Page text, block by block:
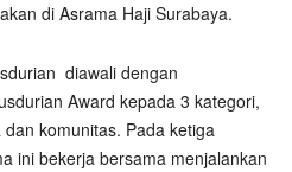
di Asrama Haji Surabaya.
diawali dengan
Award kepada 3 kategori,
komunitas. Pada ketiga
ini bekerja bersama menjalankan